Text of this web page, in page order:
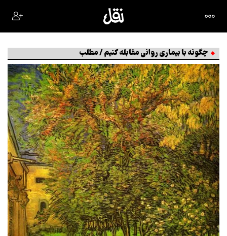
چگونه با بیماری روانی مقابله کنیم / مطلب